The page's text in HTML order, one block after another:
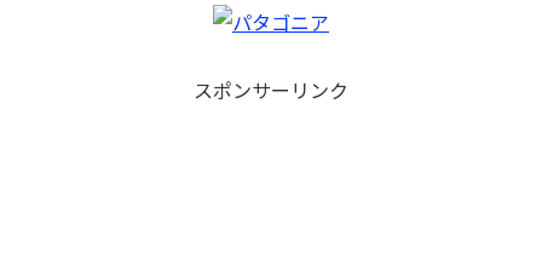
スポンサーリンク